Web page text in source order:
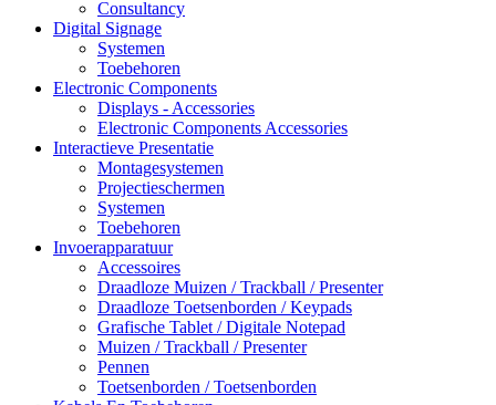
Consultancy
Digital Signage
Systemen
Toebehoren
Electronic Components
Displays - Accessories
Electronic Components Accessories
Interactieve Presentatie
Montagesystemen
Projectieschermen
Systemen
Toebehoren
Invoerapparatuur
Accessoires
Draadloze Muizen / Trackball / Presenter
Draadloze Toetsenborden / Keypads
Grafische Tablet / Digitale Notepad
Muizen / Trackball / Presenter
Pennen
Toetsenborden / Toetsenborden